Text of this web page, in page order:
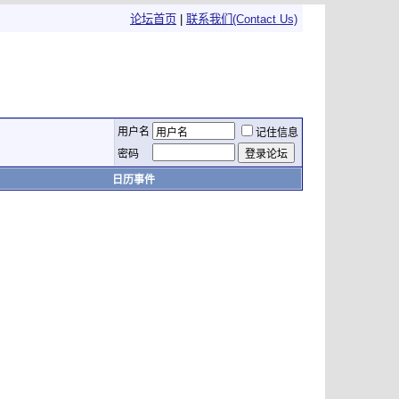
论坛首页 联系我们(Contact Us)
用户名
记住信息
密码
日历事件